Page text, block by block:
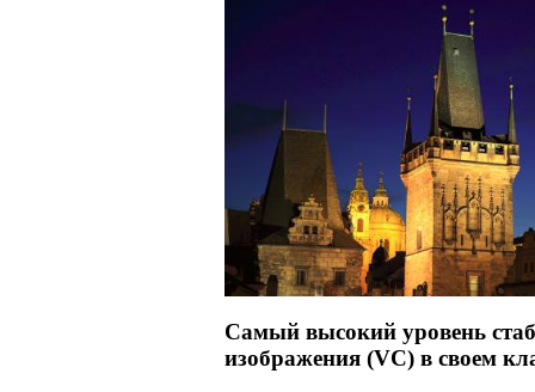
Самый высокий уровень
изображения (VC) в своем